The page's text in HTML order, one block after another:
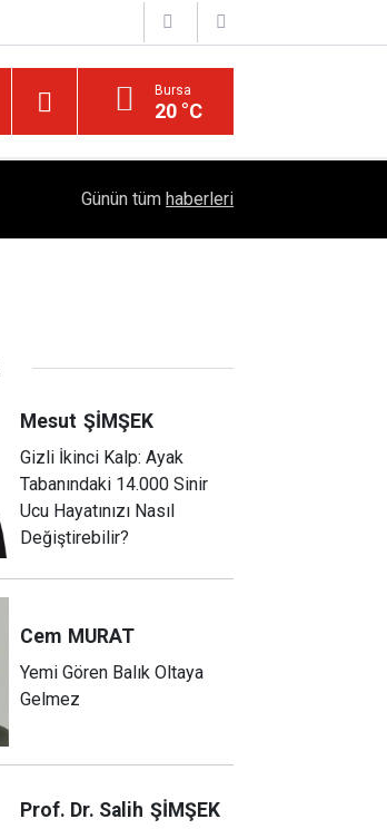
Bursa
20 °C
Öngörüyor?
Günün tüm haberleri
Mesut ŞİMŞEK
Gizli İkinci Kalp: Ayak
Tabanındaki 14.000 Sinir
Ucu Hayatınızı Nasıl
Değiştirebilir?
Cem MURAT
Yemi Gören Balık Oltaya
Gelmez
Prof. Dr. Salih ŞİMŞEK